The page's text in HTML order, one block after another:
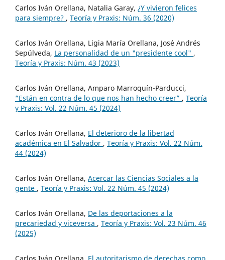
Carlos Iván Orellana, Natalia Garay, ¿Y vivieron felices
para siempre? , Teoría y Praxis: Núm. 36 (2020)
Carlos Iván Orellana, Ligia María Orellana, José Andrés
Sepúlveda, La personalidad de un "presidente cool" ,
Teoría y Praxis: Núm. 43 (2023)
Carlos Iván Orellana, Amparo Marroquín-Parducci,
“Están en contra de lo que nos han hecho creer” , Teoría
y Praxis: Vol. 22 Núm. 45 (2024)
Carlos Iván Orellana, El deterioro de la libertad
académica en El Salvador , Teoría y Praxis: Vol. 22 Núm.
44 (2024)
Carlos Iván Orellana, Acercar las Ciencias Sociales a la
gente , Teoría y Praxis: Vol. 22 Núm. 45 (2024)
Carlos Iván Orellana, De las deportaciones a la
precariedad y viceversa , Teoría y Praxis: Vol. 23 Núm. 46
(2025)